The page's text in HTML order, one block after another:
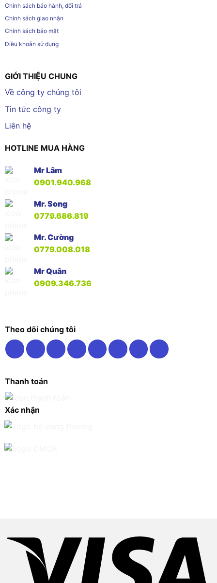
Chính sách bảo hành, đổi trả
Chính sách giao nhận
Chính sách bảo mật
Điều khoản sử dụng
GIỚI THIỆU CHUNG
Về công ty chúng tôi
Tin tức công ty
Liên hệ
HOTLINE MUA HÀNG
Mr Lâm
0901.940.968
Mr. Song
0779.686.819
Mr. Cường
0779.008.018
Mr Quân
0909.346.736
Theo dõi chúng tôi
Thanh toán
Xác nhận